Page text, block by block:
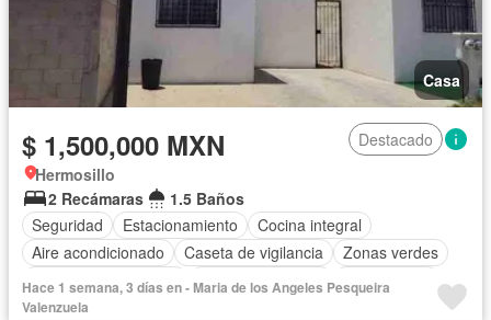
Casa
$ 1,500,000 MXN
Destacado
Hermosillo
2 Recámaras
1.5 Baños
Seguridad
Estacionamiento
Cocina integral
Aire acondicionado
Caseta de vigilancia
Zonas verdes
Recámara con closet
Permite mascotas
Solo familias
Permite niños
Hace 1 semana, 3 días en - Maria de los Angeles Pesqueira
Valenzuela